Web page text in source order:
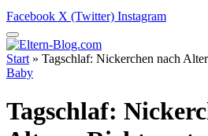
Facebook X (Twitter) Instagram
Start » Tagschlaf: Nickerchen nach
Baby
Tagschlaf: